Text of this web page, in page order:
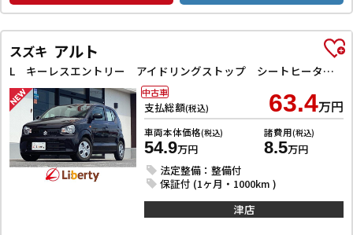
スズキ アルト
L キーレスエントリー アイドリングストップ シートヒーター CVT ABS ESC CD マニュアルエアコン パワーステアリング
支払総額(税込) 63.4万円
車両本体価格(税込)
54.9万円
諸費用(税込)
8.5万円
法定整備：整備付
保証付 (1ヶ月・1000km )
中古車
津店